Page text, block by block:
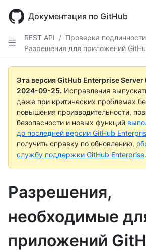
main
Документация по GitHub
REST API / Проверка подлинности
Разрешения для приложений
Эта версия GitHub Enterprise
2024-09-25. Исправления
даже при критических проблемах
повышения производительности,
безопасности и новых функций
до последней версии GitHub
получить справку по обновлению,
службу поддержки GitHub Enterprise.
Разрешения,
необходимые
приложений